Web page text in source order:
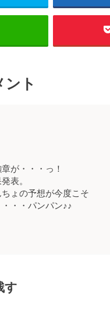
ント
が・・・っ！
表。
ょの予想が今度こそ
・・パンパン♪♪
す